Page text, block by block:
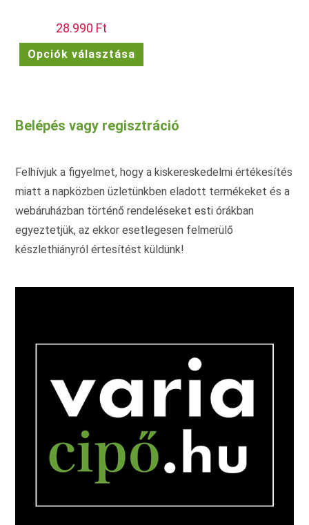
28.990 Ft
Opciók választása
terméknek
a
termékoldalon
Belépés vagy regisztráció
Felhívjuk a figyelmet, hogy a kiskereskedelmi értékesítés
miatt a napközben üzletünkben eladott termékeket és a
webáruházban történő rendeléseket esti órákban
egyeztetjük, az ekkor esetlegesen felmerülő
készlethiányról értesítést küldünk!